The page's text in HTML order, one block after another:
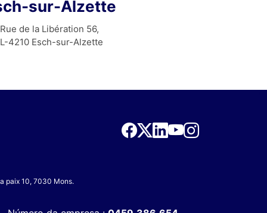
sur-Alzette
Rue de la Libération 56,
L-4210 Esch-sur-Alzette
paix 10, 7030 Mons.